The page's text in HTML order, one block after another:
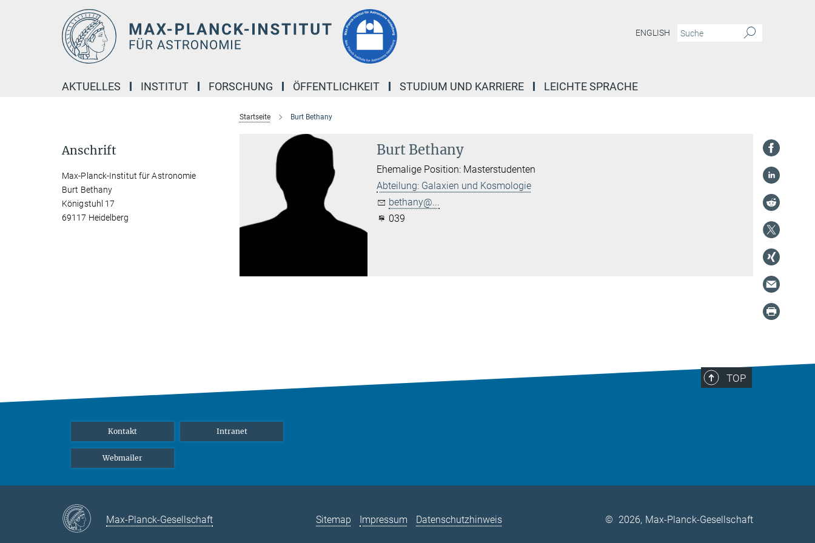
ENGLISH
AKTUELLES INSTITUT FORSCHUNG ÖFFENTLICHKEIT STUDIUM UND KARRIERE LEICHTE SPRACHE
Startseite Burt Bethany
Burt Bethany
Ehemalige Position: Masterstudenten
Abteilung: Galaxien und Kosmologie
bethany@...
039
Anschrift
Max-Planck-Institut für Astronomie
Burt Bethany
Königstuhl 17
69117 Heidelberg
TOP
Kontakt Intranet
Webmailer
Max-Planck-Gesellschaft Sitemap Impressum Datenschutzhinweis © 2026, Max-Planck-Gesellschaft